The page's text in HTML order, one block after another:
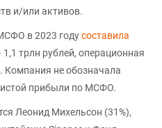
и/или активов.
в 2023 годусоставила
трлн рублей, операционная
Компания не обозначала
прибыли по МСФО.
Леонид Михельсон (31%),